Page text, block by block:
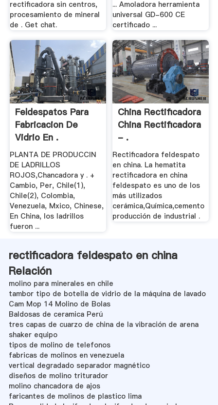
rectificadora sin centros,
procesamiento de mineral
de . Get chat.
... Amoladora herramienta
universal GD-600 CE
certificado ...
Feldespatos Para
Fabricacion De
Vidrio En .
PLANTA DE PRODUCCIN
DE LADRILLOS
ROJOS,Chancadora y . +
Cambio, Per, Chile(1),
Chile(2), Colombia,
Venezuela, Mxico, Chinese,
En China, los ladrillos
fueron ...
China Rectificadora
China Rectificadora
- .
Rectificadora feldespato
en china. La hematita
rectificadora en china
feldespato es uno de los
más utilizados
cerámica,Química,cemento
producción de industrial .
rectificadora feldespato en china
Relación
molino para minerales en chile
tambor tipo de botella de vidrio de la máquina de lavado
Cam Mop 14 Molino de Bolas
Baldosas de ceramica Perú
tres capas de cuarzo de china de la vibración de arena
shaker equipo
tipos de molino de telefonos
fabricas de molinos en venezuela
vertical degradado separador magnético
diseños de molino triturador
molino chancadora de ajos
faricantes de molinos de plastico lima